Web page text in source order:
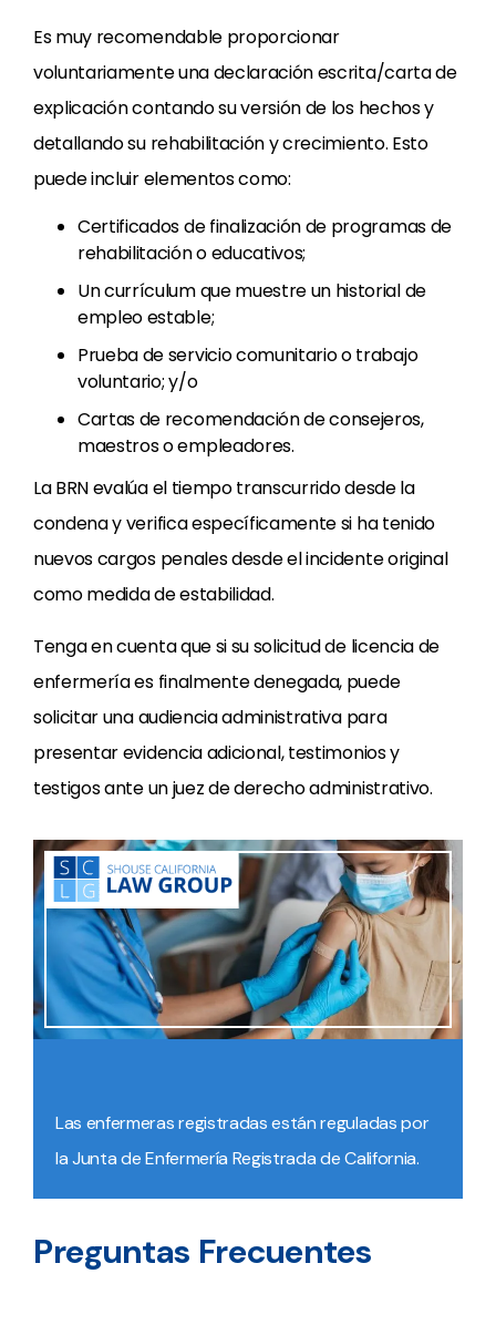
Es muy recomendable proporcionar
voluntariamente una declaración escrita/carta de
explicación contando su versión de los hechos y
detallando su rehabilitación y crecimiento. Esto
puede incluir elementos como:
Certificados de finalización de programas de
rehabilitación o educativos;
Un currículum que muestre un historial de
empleo estable;
Prueba de servicio comunitario o trabajo
voluntario; y/o
Cartas de recomendación de consejeros,
maestros o empleadores.
La BRN evalúa el tiempo transcurrido desde la
condena y verifica específicamente si ha tenido
nuevos cargos penales desde el incidente original
como medida de estabilidad.
Tenga en cuenta que si su solicitud de licencia de
enfermería es finalmente denegada, puede
solicitar una audiencia administrativa para
presentar evidencia adicional, testimonios y
testigos ante un juez de derecho administrativo.
Las enfermeras registradas están reguladas por
la Junta de Enfermería Registrada de California.
Preguntas Frecuentes